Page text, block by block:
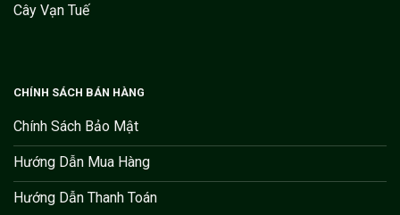
Cây Vạn Tuế
CHÍNH SÁCH BÁN HÀNG
Chính Sách Bảo Mật
Hướng Dẫn Mua Hàng
Hướng Dẫn Thanh Toán